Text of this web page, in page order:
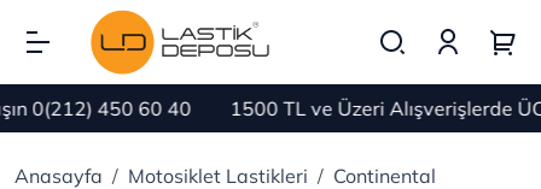
0(212) 450 60 40 1500 TL ve Üzeri Alışverişlerde
Anasayfa Motosiklet Lastikleri Continental